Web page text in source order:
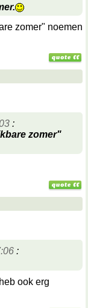
zomer" noemen
:
zomer"
:
ook erg